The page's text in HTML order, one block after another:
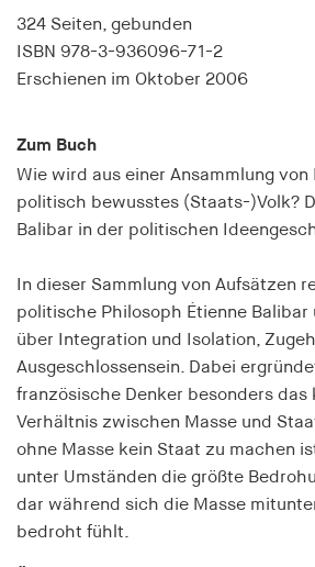
324 Seiten, gebunden
ISBN 978-3-936096-71-2
Erschienen im Oktober 2006
Zum Buch
Wie wird aus einer Ansammlung
politisch bewusstes (Staats-)Volk?
Balibar in der politischen
In dieser Sammlung von Aufsätzen
politische Philosoph Étienne Balibar
über Integration und Isolation,
Ausgeschlossensein. Dabei
französische Denker besonders
Verhältnis zwischen Masse und
ohne Masse kein Staat zu machen
unter Umständen die größte
dar während sich die Masse
bedroht fühlt.
Name:
cookie_consent
hamburger-edition.de
Zweck:
Speichert den
für Cookies auf der aktuellen
Cookie Laufzeit:
fe_typo_user
Name:
fe_typo_user
Anbieter:
Cookie Laufzeit: